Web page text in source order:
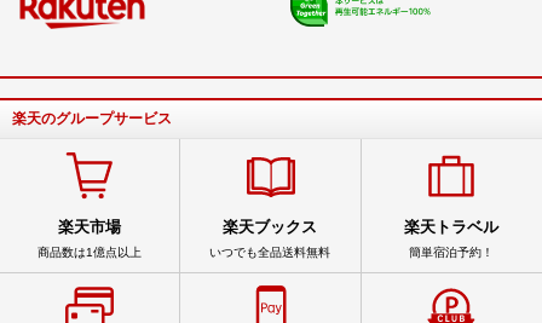
楽天のグループサービス
楽天市場
商品数は1億点以上
楽天ブックス
いつでも全品送料無料
楽天トラベル
簡単宿泊予約！